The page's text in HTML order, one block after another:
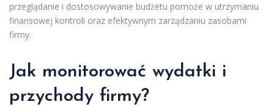
przeglądanie i dostosowywanie budżetu pomoże w utrzymaniu
finansowej kontroli oraz efektywnym zarządzaniu zasobami
firmy.
Jak monitorować wydatki i
przychody firmy?